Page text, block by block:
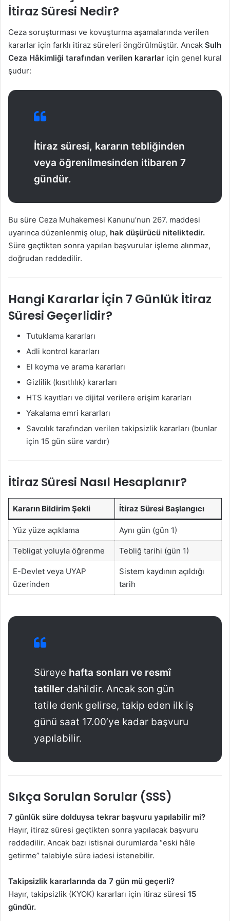
İtiraz Süresi Nedir?
Ceza soruşturması ve kovuşturma aşamalarında verilen
kararlar için farklı itiraz süreleri öngörülmüştür. Ancak Sulh
Ceza Hâkimliği tarafından verilen kararlar için genel kural
şudur:
İtiraz süresi, kararın tebliğinden
veya öğrenilmesinden itibaren 7
gündür.
Bu süre Ceza Muhakemesi Kanunu’nun 267. maddesi
uyarınca düzenlenmiş olup, hak düşürücü niteliktedir.
Süre geçtikten sonra yapılan başvurular işleme alınmaz,
doğrudan reddedilir.
Hangi Kararlar İçin 7 Günlük İtiraz
Süresi Geçerlidir?
Tutuklama kararları
Adli kontrol kararları
El koyma ve arama kararları
Gizlilik (kısıtlılık) kararları
HTS kayıtları ve dijital verilere erişim kararları
Yakalama emri kararları
Savcılık tarafından verilen takipsizlik kararları (bunlar
için 15 gün süre vardır)
İtiraz Süresi Nasıl Hesaplanır?
Kararın Bildirim Şekli İtiraz Süresi Başlangıcı
Yüz yüze açıklama Aynı gün (gün 1)
Tebligat yoluyla öğrenme Tebliğ tarihi (gün 1)
E-Devlet veya UYAP
üzerinden
Sistem kaydının açıldığı
tarih
Süreye hafta sonları ve resmî
tatiller dahildir. Ancak son gün
tatile denk gelirse, takip eden ilk iş
günü saat 17.00’ye kadar başvuru
yapılabilir.
Sıkça Sorulan Sorular (SSS)
7 günlük süre dolduysa tekrar başvuru yapılabilir mi?
Hayır, itiraz süresi geçtikten sonra yapılacak başvuru
reddedilir. Ancak bazı istisnai durumlarda “eski hâle
getirme” talebiyle süre iadesi istenebilir.
Takipsizlik kararlarında da 7 gün mü geçerli?
Hayır, takipsizlik (KYOK) kararları için itiraz süresi 15
gündür.